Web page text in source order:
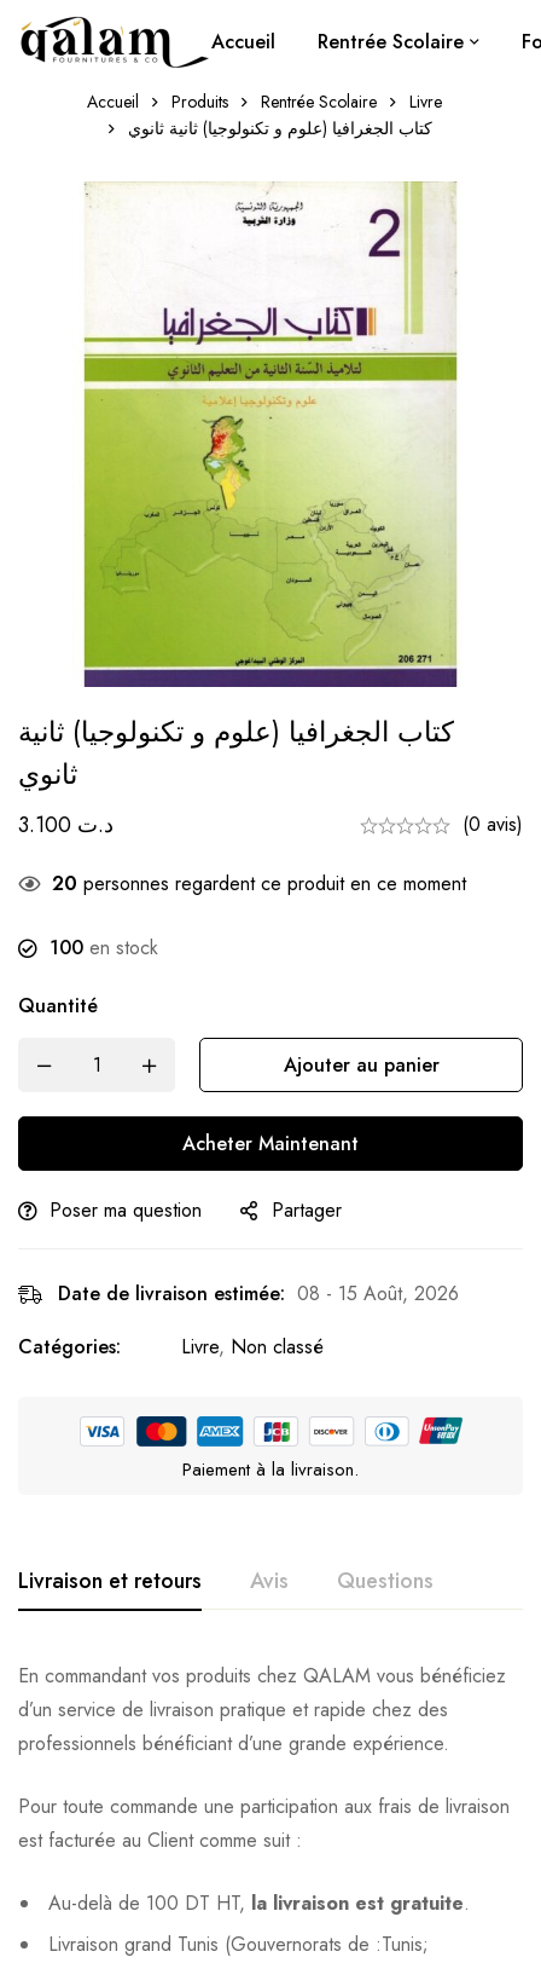
Accueil Rentrée Scolaire
Accueil Produits Rentrée Scolaire
Livre
كتاب الجغرافيا (علوم و تكنولوجيا) ثانية ثانوي
كتاب الجغرافيا (علوم و تكنولوجيا) ثانية
ثانوي
د.ت (0 avis)
20 personnes regardent ce produit en ce moment
100 en stock
Quantité
Ajouter au panier
Acheter Maintenant
Poser ma question Partager
Date de livraison estimée: 08 - 15 Août, 2026
Catégories:
Livre, Non classé
Paiement à la livraison.
Livraison et retours Avis Questions
En commandant vos produits chez QALAM vous bénéficiez
d’un service de livraison pratique et rapide chez des
professionnels bénéficiant d’une grande expérience.
Pour toute commande une participation aux frais de livraison
est facturée au Client comme suit :
Au-delà de 100 DT HT, la livraison est gratuite.
Livraison grand Tunis (Gouvernorats de :Tunis;